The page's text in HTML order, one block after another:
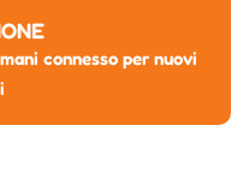
connesso per nuovi